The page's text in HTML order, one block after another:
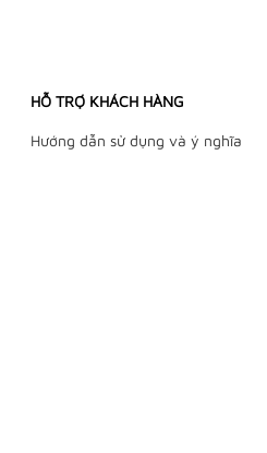
HỖ TRỢ KHÁCH HÀNG
Hướng dẫn sử dụng và ý nghĩa